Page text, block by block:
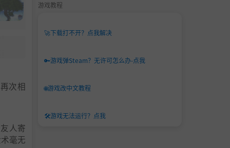
次相
人寄
毫无
游戏教程
🚀下载打不开？点我解决
🔑游戏弹Steam？无许可怎么办-点我
🌐游戏改中文教程
🛠️游戏无法运行？点我